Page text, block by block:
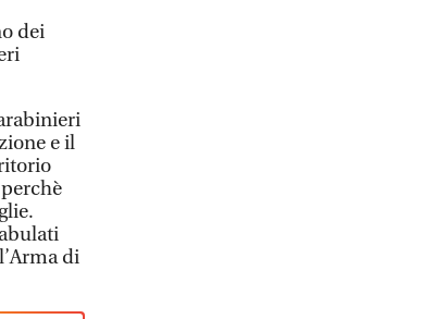
dei
e il
di